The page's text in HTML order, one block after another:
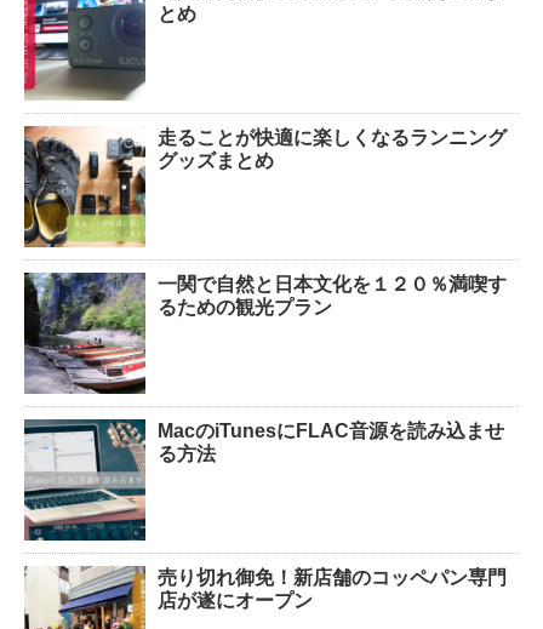
とめ
走ることが快適に楽しくなるランニング
グッズまとめ
一関で自然と日本文化を１２０％満喫す
るための観光プラン
MacのiTunesにFLAC音源を読み込ませ
る方法
売り切れ御免！新店舗のコッペパン専門
店が遂にオープン